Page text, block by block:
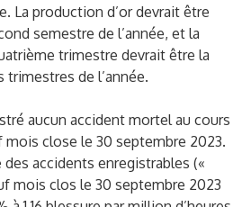
La production d’or devrait être
semestre de l’année, et la
trimestre devrait être la
de l’année.
aucun accident mortel au cours
mois close le 30 septembre 2023.
accidents enregistrables («
mois clos le 30 septembre 2023